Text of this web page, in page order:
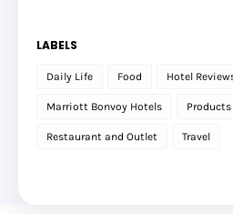
►October 2025
►August 2025(8)
July 2025
►May 2025(12)
►
April 2025
(2)
►February 2025(1)
LABELS
Daily Life Food Hotel
Marriott Bonvoy Hotels Products
Restaurant and Outlet Travel